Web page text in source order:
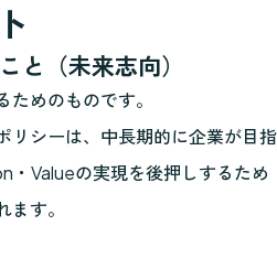
と（未来志向）
めのものです。
リシーは、中長期的に企業が目指
・Valueの実現を後押しするため
す。